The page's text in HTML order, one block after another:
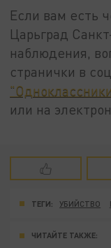
Если вам есть
Царьград
наблюдения,
странички в
или на
ТЕГИ: УБИЙСТВО
ЧИТАЙТЕ ТАКЖЕ: